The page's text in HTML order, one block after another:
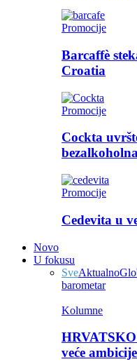
Promocije
Barcaffè
Croatia
Promocije
Cockta
Promocije
Cedevita u
Novo
U fokusu
SveAktualno
barometar
Kolumne
veće ambicije